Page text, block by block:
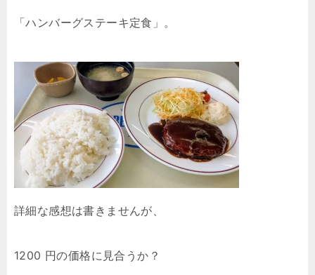
「ハンバーグステーキ定食」。
詳細な感想は書きませんが、
1200 円の価格に見合うか？